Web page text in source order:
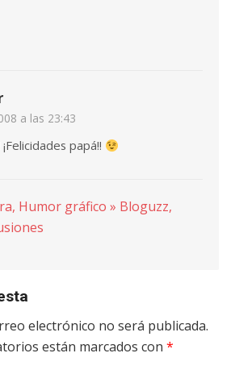
a las 23:43
papá!!
Humor gráfico » Bloguzz,
electrónico no será publicada.
están marcados con *